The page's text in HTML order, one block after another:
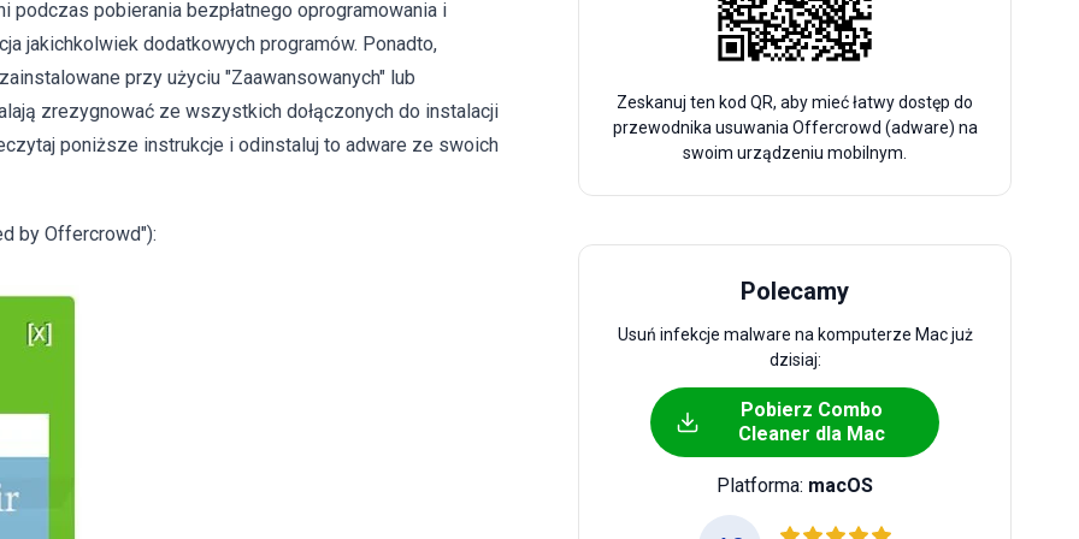
podczas pobierania bezpłatnego oprogramowania i
jakichkolwiek dodatkowych programów. Ponadto,
przy użyciu "Zaawansowanych" lub
zrezygnować ze wszystkich dołączonych do instalacji
poniższe instrukcje i odinstaluj to adware ze swoich
by Offercrowd"):
Zeskanuj ten kod QR, aby mieć łatwy dostęp do
przewodnika usuwania Offercrowd (adware) na
swoim urządzeniu mobilnym.
Polecamy
Usuń infekcje malware na komputerze Mac już
dzisiaj:
Pobierz Combo
Cleaner dla Mac
Platforma: macOS